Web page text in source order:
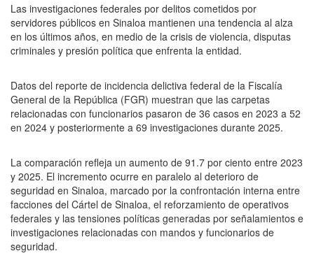
Las investigaciones federales por delitos cometidos por
servidores públicos en Sinaloa mantienen una tendencia al alza
en los últimos años, en medio de la crisis de violencia, disputas
criminales y presión política que enfrenta la entidad.
Datos del reporte de incidencia delictiva federal de la Fiscalía
General de la República (FGR) muestran que las carpetas
relacionadas con funcionarios pasaron de 36 casos en 2023 a 52
en 2024 y posteriormente a 69 investigaciones durante 2025.
La comparación refleja un aumento de 91.7 por ciento entre 2023
y 2025. El incremento ocurre en paralelo al deterioro de
seguridad en Sinaloa, marcado por la confrontación interna entre
facciones del Cártel de Sinaloa, el reforzamiento de operativos
federales y las tensiones políticas generadas por señalamientos e
investigaciones relacionadas con mandos y funcionarios de
seguridad.